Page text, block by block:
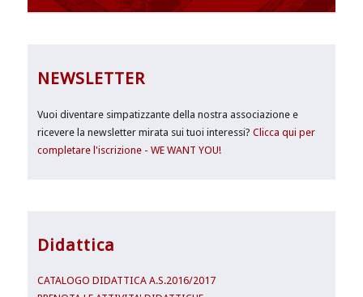
NEWSLETTER
Vuoi diventare simpatizzante della nostra associazione e
ricevere la newsletter mirata sui tuoi interessi?Clicca qui per
completare l'iscrizione - WE WANT YOU!
Didattica
CATALOGO DIDATTICA A.S.2016/2017